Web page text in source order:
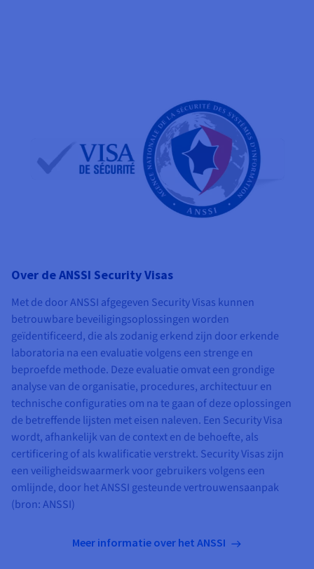
Over de ANSSI Security Visas
Met de door ANSSI afgegeven Security Visas kunnen
betrouwbare beveiligingsoplossingen worden
geïdentificeerd, die als zodanig erkend zijn door erkende
laboratoria na een evaluatie volgens een strenge en
beproefde methode. Deze evaluatie omvat een grondige
analyse van de organisatie, procedures, architectuur en
technische configuraties om na te gaan of deze oplossingen
de betreffende lijsten met eisen naleven. Een Security Visa
wordt, afhankelijk van de context en de behoefte, als
certificering of als kwalificatie verstrekt. Security Visas zijn
een veiligheidswaarmerk voor gebruikers volgens een
omlijnde, door het ANSSI gesteunde vertrouwensaanpak
(bron: ANSSI)
Meer informatie over het ANSSI